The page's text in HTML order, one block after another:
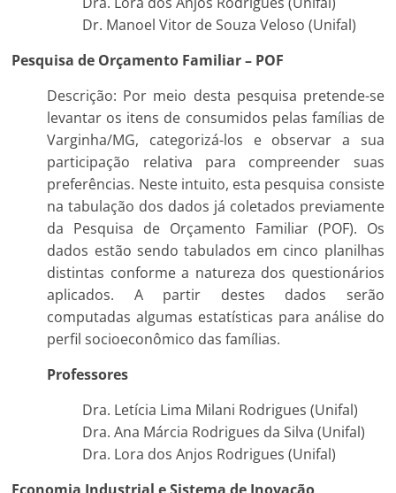
Dr. Manoel Vitor de Souza Veloso (Unifal)
Pesquisa de Orçamento Familiar – POF
Descrição: Por meio desta pesquisa pretende-se
levantar os itens de consumidos pelas famílias de
Varginha/MG, categorizá-los e observar a sua
participação relativa para compreender suas
preferências. Neste intuito, esta pesquisa consiste
na tabulação dos dados já coletados previamente
da Pesquisa de Orçamento Familiar (POF). Os
dados estão sendo tabulados em cinco planilhas
distintas conforme a natureza dos questionários
aplicados. A partir destes dados serão
computadas algumas estatísticas para análise do
perfil socioeconômico das famílias.
Professores
Dra. Letícia Lima Milani Rodrigues (Unifal)
Dra. Ana Márcia Rodrigues da Silva (Unifal)
Dra. Lora dos Anjos Rodrigues (Unifal)